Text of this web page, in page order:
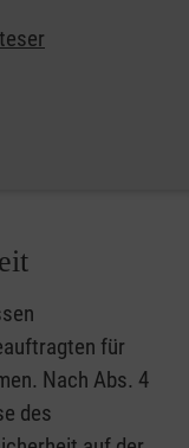
zeigen
für
Nach Abs. 4
des